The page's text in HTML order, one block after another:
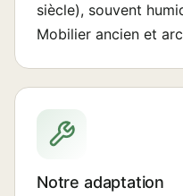
siècle), souvent
Mobilier ancien et
Notre adaptation